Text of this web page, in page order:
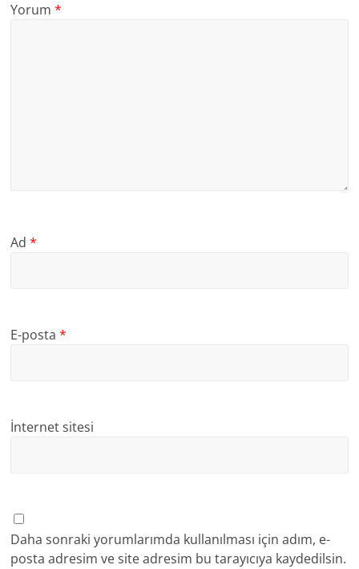
Yorum*
Ad*
E-posta*
İnternet sitesi
Daha sonraki yorumlarımda kullanılması için adım, e-
posta adresim ve site adresim bu tarayıcıya kaydedilsin.